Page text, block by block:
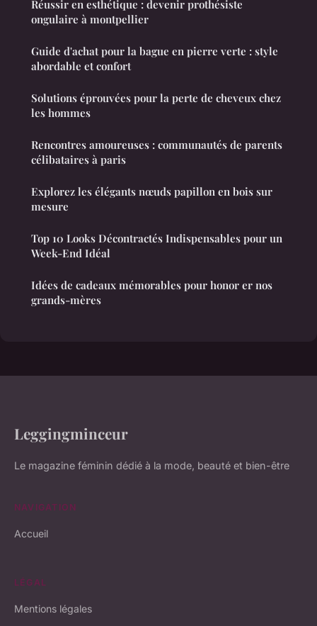
Réussir en esthétique : devenir prothésiste
ongulaire à montpellier
Guide d'achat pour la bague en pierre verte : style
abordable et confort
Solutions éprouvées pour la perte de cheveux chez
les hommes
Rencontres amoureuses : communautés de parents
célibataires à paris
Explorez les élégants nœuds papillon en bois sur
mesure
Top 10 Looks Décontractés Indispensables pour un
Week-End Idéal
Idées de cadeaux mémorables pour honor er nos
grands-mères
Leggingminceur
Le magazine féminin dédié à la mode, beauté et bien-être
NAVIGATION
Accueil
LÉGAL
Mentions légales